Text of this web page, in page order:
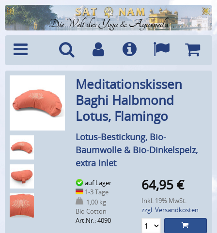
Die Welt des Yoga & Ayurveda
SucheBenutzerkonto
Info Sprachen
Meditationskissen
Baghi Halbmond
Lotus, Flamingo
Lotus-Bestickung, Bio-
Baumwolle & Bio-Dinkelspelz,
extra Inlet
auf Lager
1-3 Tage
1,00 kg
Bio Cotton
Art.Nr.: 4090
64,95 €
Inkl. 19% MwSt.
zzgl. Versandkosten